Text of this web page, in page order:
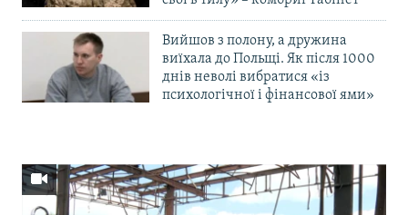
Вийшов з полону, а дружина
виїхала до Польщі. Як після 1000
днів неволі вибратися «із
психологічної і фінансової ями»